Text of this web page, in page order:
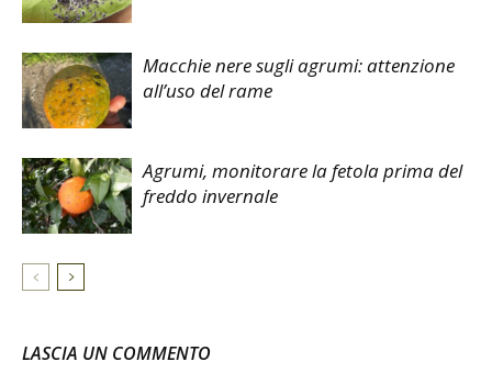
Macchie nere sugli agrumi: attenzione
all’uso del rame
Agrumi, monitorare la fetola prima del
freddo invernale
LASCIA UN COMMENTO